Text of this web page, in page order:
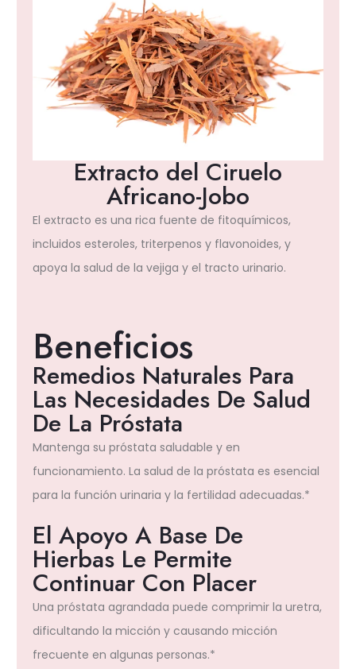
Extracto del Ciruelo
Africano-Jobo
El extracto es una rica fuente de fitoquímicos,
incluidos esteroles, triterpenos y flavonoides, y
apoya la salud de la vejiga y el tracto urinario.
Beneficios
Remedios Naturales Para
Las Necesidades De Salud
De La Próstata
Mantenga su próstata saludable y en
funcionamiento. La salud de la próstata es esencial
para la función urinaria y la fertilidad adecuadas.*
El Apoyo A Base De
Hierbas Le Permite
Continuar Con Placer
Una próstata agrandada puede comprimir la uretra,
dificultando la micción y causando micción
frecuente en algunas personas.*